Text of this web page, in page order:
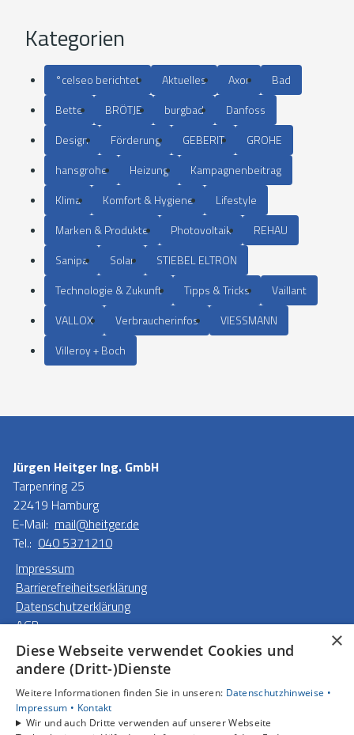
Kategorien
°celseo berichtet Aktuelles Axor
Bad
Bette
BRÖTJE burgbad
Danfoss
Design
Förderung GEBERIT
GROHE
hansgrohe
Heizung
Kampagnenbeitrag
Klima
Komfort & Hygiene
Lifestyle
Marken & Produkte
Photovoltaik
REHAU
Sanipa
Solar
STIEBEL ELTRON
Technologie & Zukunft
Tipps & Tricks
Vaillant
VALLOX
Verbraucherinfos
VIESSMANN
Villeroy + Boch
Jürgen Heitger Ing. GmbH
Tarpenring 25
22419 Hamburg
E-Mail: mail@heitger.de
Tel.: 040 5371210
Impressum
Barrierefreiheitserklärung
Datenschutzerklärung
AGB
Unsere Bereiche
Privatkunden
Gewerbekunden
Karriere
×
Diese Webseite verwendet Cookies und
andere (Dritt-)Dienste
Weitere Informationen finden Sie in unseren: Datenschutzhinweise •
Impressum • Kontakt
Wir und auch Dritte verwenden auf unserer Webseite